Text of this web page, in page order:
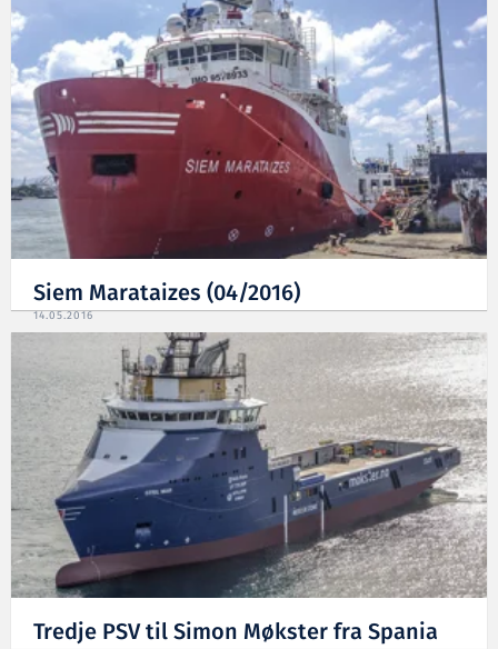
Siem Marataizes (04/2016)
14.05.2016
Tredje PSV til Simon Møkster fra Spania